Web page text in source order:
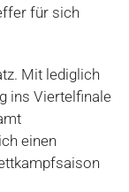
für sich
Mit lediglich
ins Viertelfinale
einen